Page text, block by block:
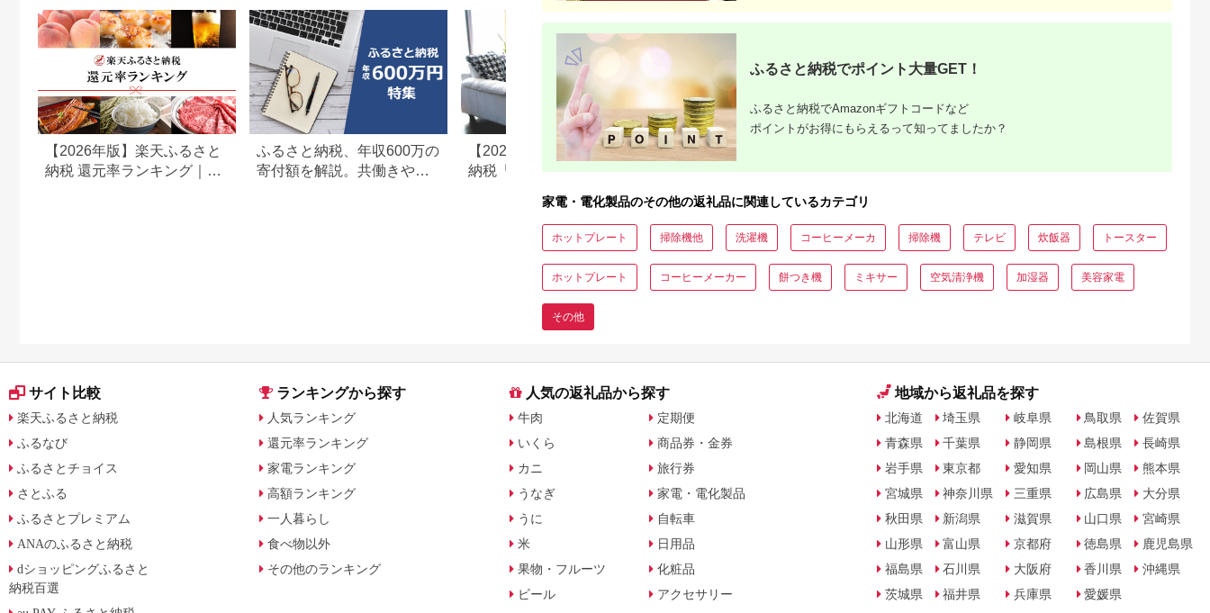
【2026年版】楽天ふるさと
納税 還元率ランキング｜高
ふるさと納税、年収600万の
寄付額を解説。共働きや子
【2026年最新版】ふるさと
納税「食べ物以外」返礼品
楽天ふるさと納税でこだわ
りの家電探し。おすすめラ
ふるさと納税でポイント大量GET！
ふるさと納税でAmazonギフトコードなど
ポイントがお得にもらえるって知ってましたか？
家電・電化製品のその他の返礼品に関連しているカテゴリ
ホットプレート 掃除機他 洗濯機 コーヒーメーカ 掃除機 テレビ 炊飯器 トースター
ホットプレート コーヒーメーカー 餅つき機 ミキサー 空気清浄機 加湿器 美容家電
その他
サイト比較
楽天ふるさと納税
ふるなび
ふるさとチョイス
さとふる
ふるさとプレミアム
ANAのふるさと納税
dショッピングふるさと
納税百選
ランキングから探す
人気ランキング
還元率ランキング
家電ランキング
高額ランキング
一人暮らし
食べ物以外
その他のランキング
人気の返礼品から探す
牛肉
いくら
カニ
うなぎ
うに
米
果物・フルーツ
ビール
定期便
商品券・金券
旅行券
家電・電化製品
自転車
日用品
化粧品
アクセサリー
地域から返礼品を探す
北海道
青森県
岩手県
宮城県
秋田県
山形県
福島県
茨城県
埼玉県
千葉県
東京都
神奈川県
新潟県
富山県
石川県
福井県
岐阜県
静岡県
愛知県
三重県
滋賀県
京都府
大阪府
兵庫県
鳥取県
島根県
岡山県
広島県
山口県
徳島県
香川県
愛媛県
佐賀県
長崎県
熊本県
大分県
宮崎県
鹿児島県
沖縄県